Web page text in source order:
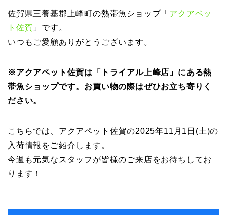
佐賀県三養基郡上峰町の熱帯魚ショップ「 アクアペッ
ト佐賀 」です。
いつもご愛顧ありがとうございます。
※アクアペット佐賀は「トライアル上峰店」にある熱
帯魚ショップです。お買い物の際はぜひお立ち寄りく
ださい。
こちらでは、アクアペット佐賀の2025年11月1日(土)の
入荷情報をご紹介します。
今週も元気なスタッフが皆様のご来店をお待ちしてお
ります！